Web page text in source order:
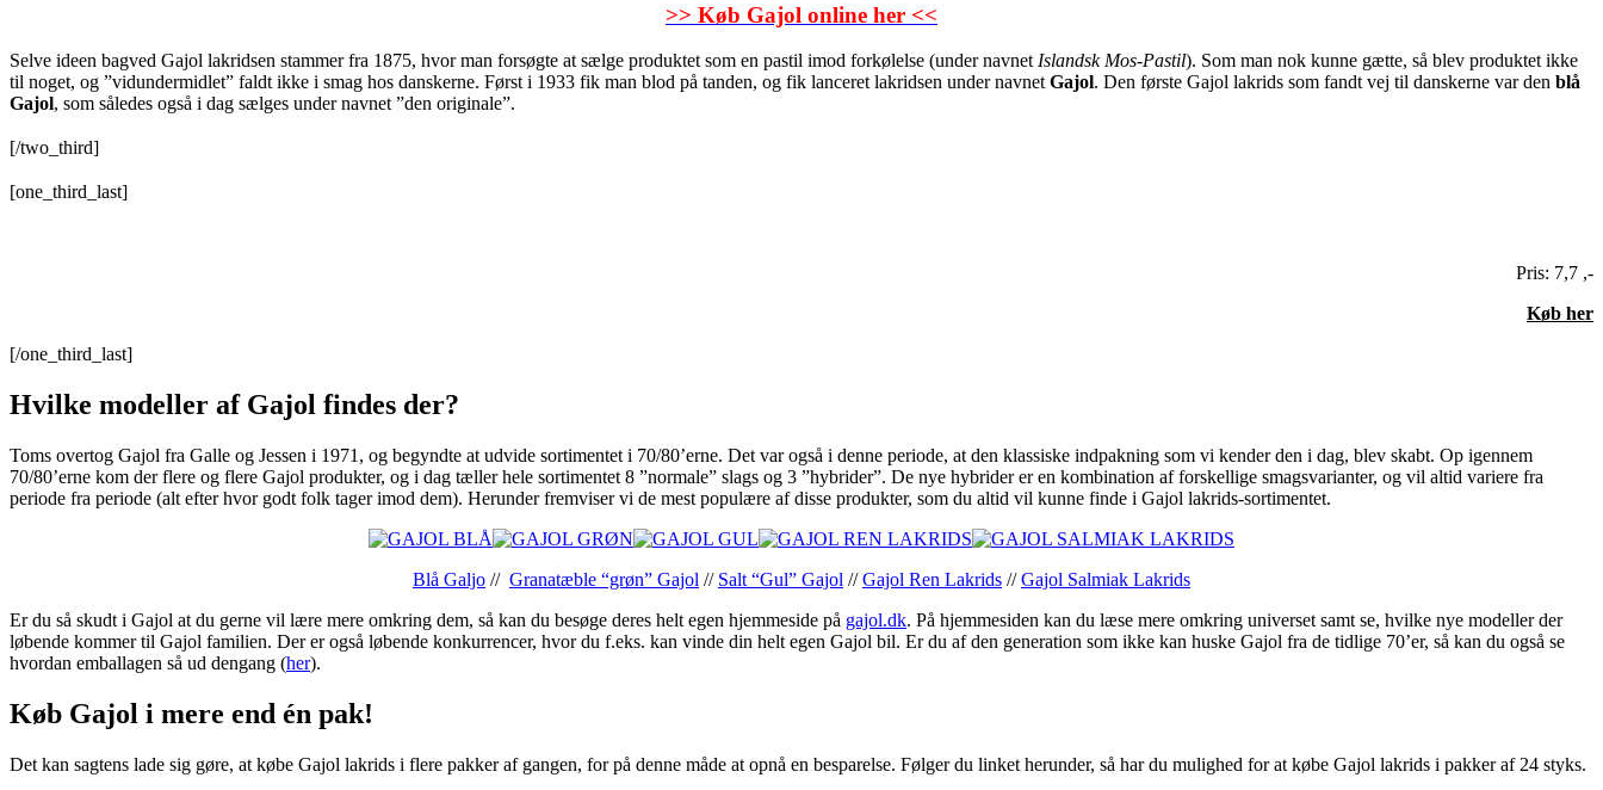
>> Køb Gajol online her <<
Selve ideen bagved Gajol lakridsen stammer fra 1875, hvor man forsøgte at sælge produktet som en pastil imod forkølelse (under navnet Islandsk Mos-Pastil). Som man nok kunne gætte, så blev produktet ikke
til noget, og ”vidundermidlet” faldt ikke i smag hos danskerne. Først i 1933 fik man blod på tanden, og fik lanceret lakridsen under navnet Gajol. Den første Gajol lakrids som fandt vej til danskerne var den blå
Gajol, som således også i dag sælges under navnet ”den originale”.
[/two_third]
[one_third_last]
Pris: 7,7 ,-
Køb her
[/one_third_last]
Hvilke modeller af Gajol findes der?
Toms overtog Gajol fra Galle og Jessen i 1971, og begyndte at udvide sortimentet i 70/80’erne. Det var også i denne periode, at den klassiske indpakning som vi kender den i dag, blev skabt. Op igennem
70/80’erne kom der flere og flere Gajol produkter, og i dag tæller hele sortimentet 8 ”normale” slags og 3 ”hybrider”. De nye hybrider er en kombination af forskellige smagsvarianter, og vil altid variere fra
periode fra periode (alt efter hvor godt folk tager imod dem). Herunder fremviser vi de mest populære af disse produkter, som du altid vil kunne finde i Gajol lakrids-sortimentet.
Blå Galjo // Granatæble “grøn” Gajol // Salt “Gul” Gajol //Gajol Ren Lakrids //Gajol Salmiak Lakrids
Er du så skudt i Gajol at du gerne vil lære mere omkring dem, så kan du besøge deres helt egen hjemmeside på gajol.dk. På hjemmesiden kan du læse mere omkring universet samt se, hvilke nye modeller der
løbende kommer til Gajol familien. Der er også løbende konkurrencer, hvor du f.eks. kan vinde din helt egen Gajol bil. Er du af den generation som ikke kan huske Gajol fra de tidlige 70’er, så kan du også se
hvordan emballagen så ud dengang (her).
Køb Gajol i mere end én pak!
Det kan sagtens lade sig gøre, at købe Gajol lakrids i flere pakker af gangen, for på denne måde at opnå en besparelse. Følger du linket herunder, så har du mulighed for at købe Gajol lakrids i pakker af 24 styks.